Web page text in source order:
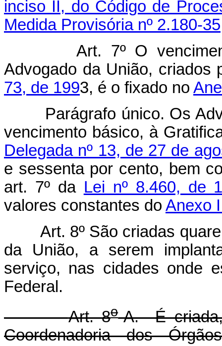
inciso II, do Código de
Medida Provisória nº 2.180-
Art. 7º O
Advogado da União, criados
73, de 1993, é o fixado no
Parágrafo único. Os
vencimento básico, à
Delegada nº 13, de 27 de
e sessenta por cento, bem
art. 7º da Lei nº 8.460, de
valores constantes do Anexo
Art. 8º São criadas
da União, a serem
serviço, nas cidades onde
Federal.
Art. 8o-A. É criada,
Coordenadoria dos